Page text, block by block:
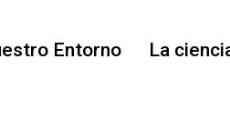
Entorno La